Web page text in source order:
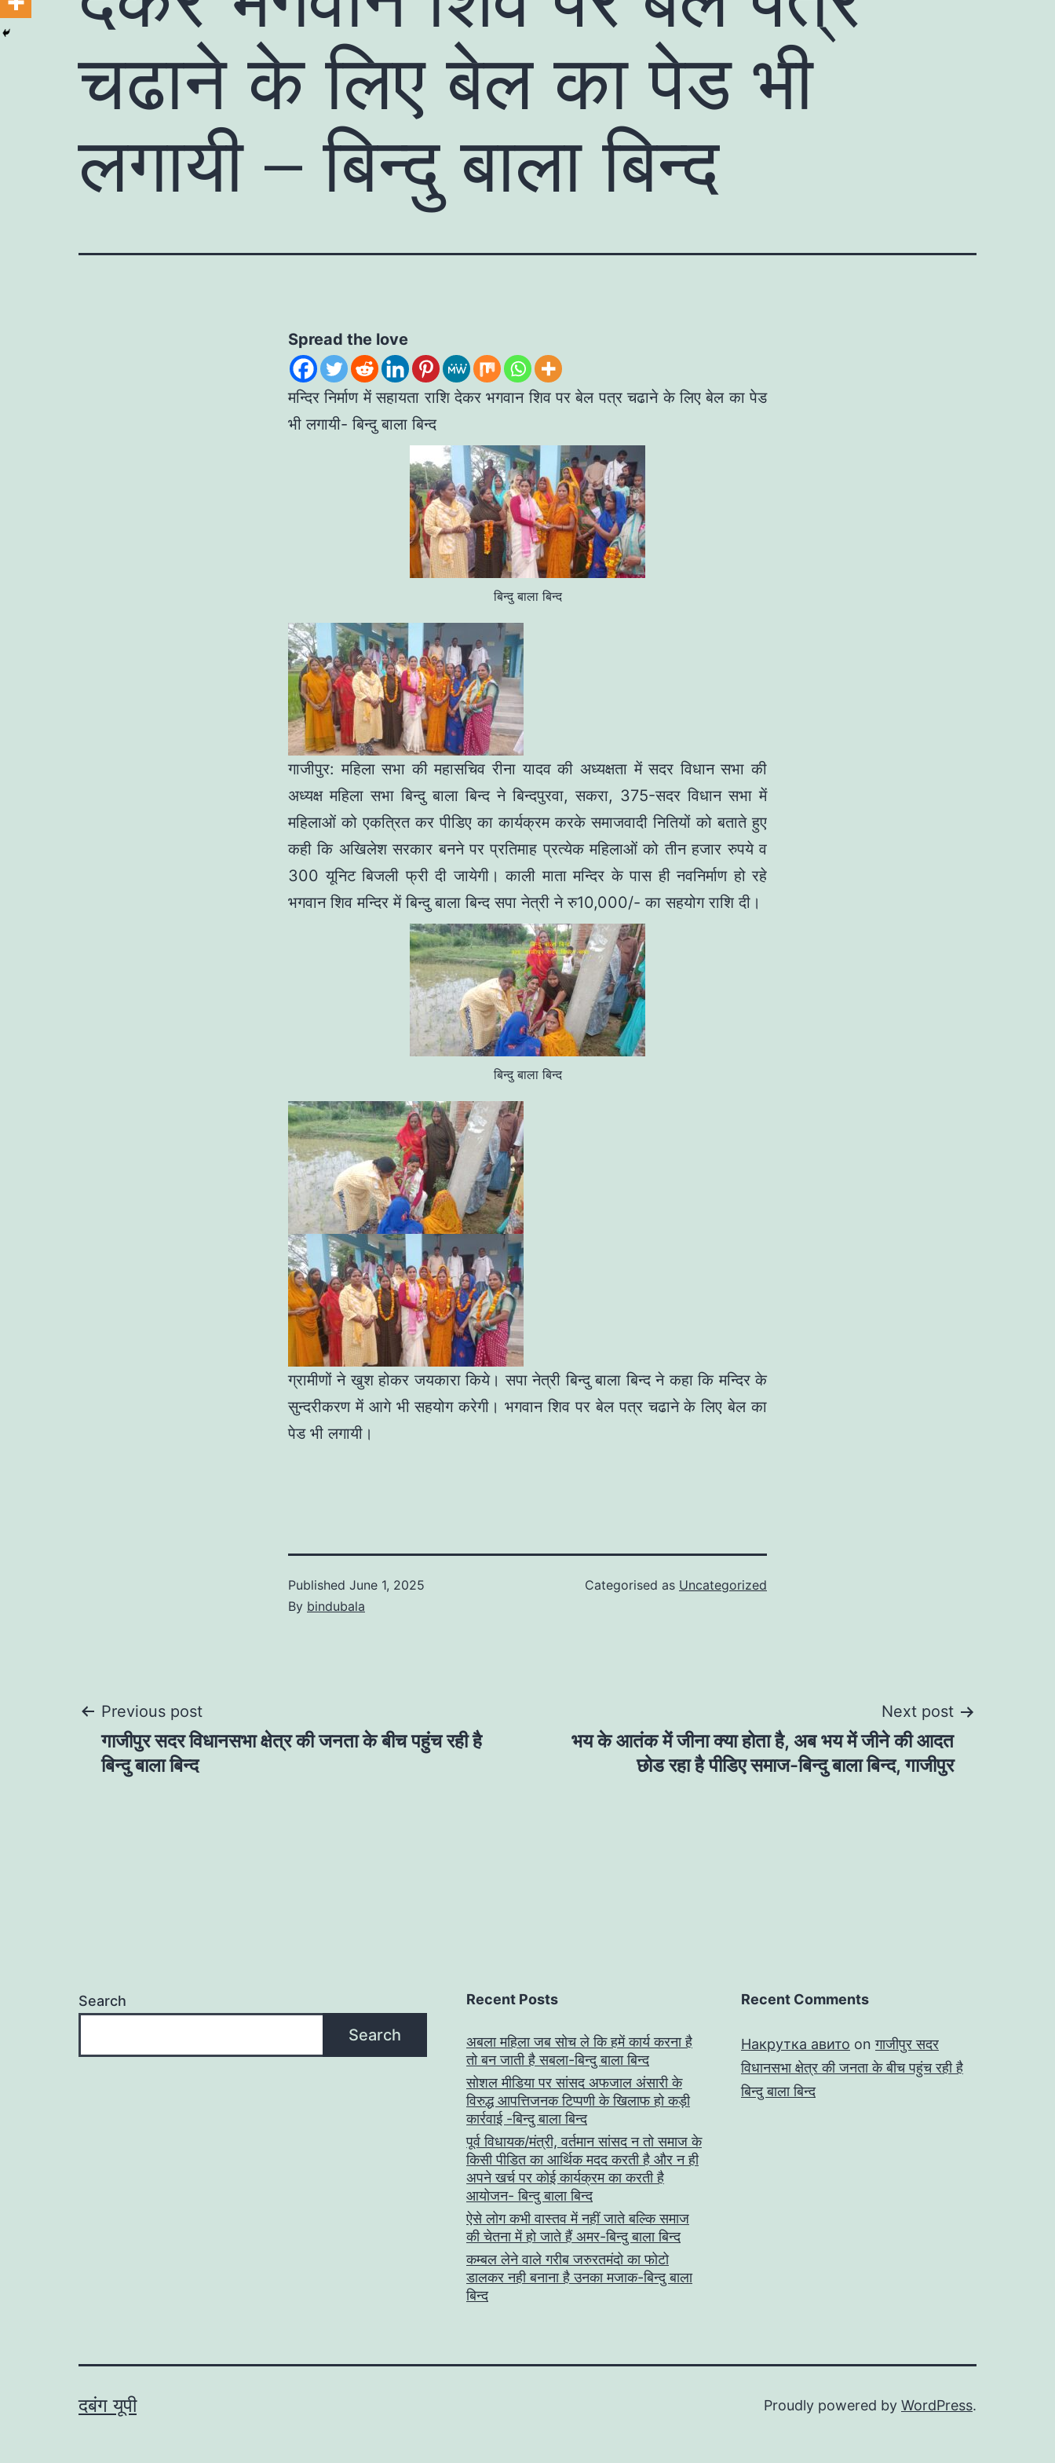
चढाने के लिए बेल का पेड भी
लगायी – बिन्दु बाला बिन्द
Spread the love
मन्दिर निर्माण में सहायता राशि देकर भगवान शिव पर बेल पत्र चढाने के लिए बेल का पेड
भी लगायी- बिन्दु बाला बिन्द
बिन्दु बाला बिन्द
गाजीपुर: महिला सभा की महासचिव रीना यादव की अध्यक्षता में सदर विधान सभा की
अध्यक्ष महिला सभा बिन्दु बाला बिन्द ने बिन्दपुरवा, सकरा, 375-सदर विधान सभा में
महिलाओं को एकत्रित कर पीडिए का कार्यक्रम करके समाजवादी नितियों को बताते हुए
कही कि अखिलेश सरकार बनने पर प्रतिमाह प्रत्येक महिलाओं को तीन हजार रुपये व
300 यूनिट बिजली फ्री दी जायेगी। काली माता मन्दिर के पास ही नवनिर्माण हो रहे
भगवान शिव मन्दिर में बिन्दु बाला बिन्द सपा नेत्री ने रु10,000/- का सहयोग राशि दी।
बिन्दु बाला बिन्द
ग्रामीणों ने खुश होकर जयकारा किये। सपा नेत्री बिन्दु बाला बिन्द ने कहा कि मन्दिर के
सुन्दरीकरण में आगे भी सहयोग करेगी। भगवान शिव पर बेल पत्र चढाने के लिए बेल का
पेड भी लगायी।
Published June 1, 2025
By bindubala
Categorised as Uncategorized
Post
navigation
Previous post
गाजीपुर सदर विधानसभा क्षेत्र की जनता के बीच पहुंच रही है
बिन्दु बाला बिन्द
Next post
भय के आतंक में जीना क्या होता है, अब भय में जीने की आदत
छोड रहा है पीडिए समाज-बिन्दु बाला बिन्द, गाजीपुर
Search
Search
Recent Posts
अबला महिला जब सोच ले कि हमें कार्य करना है
तो बन जाती है सबला-बिन्दु बाला बिन्द
सोशल मीडिया पर सांसद अफजाल अंसारी के
विरुद्ध आपत्तिजनक टिप्पणी के खिलाफ हो कड़ी
कार्रवाई -बिन्दु बाला बिन्द
पूर्व विधायक/मंत्री, वर्तमान सांसद न तो समाज के
किसी पीडित का आर्थिक मदद करती है और न ही
अपने खर्च पर कोई कार्यक्रम का करती है
आयोजन- बिन्दु बाला बिन्द
ऐसे लोग कभी वास्तव में नहीं जाते बल्कि समाज
की चेतना में हो जाते हैं अमर-बिन्दु बाला बिन्द
कम्बल लेने वाले गरीब जरुरतमंदो का फोटो
डालकर नही बनाना है उनका मजाक-बिन्दु बाला
बिन्द
Recent Comments
Накрутка авито onगाजीपुर सदर
विधानसभा क्षेत्र की जनता के बीच पहुंच रही है
बिन्दु बाला बिन्द
दबंग यूपी Proudly powered by WordPress.